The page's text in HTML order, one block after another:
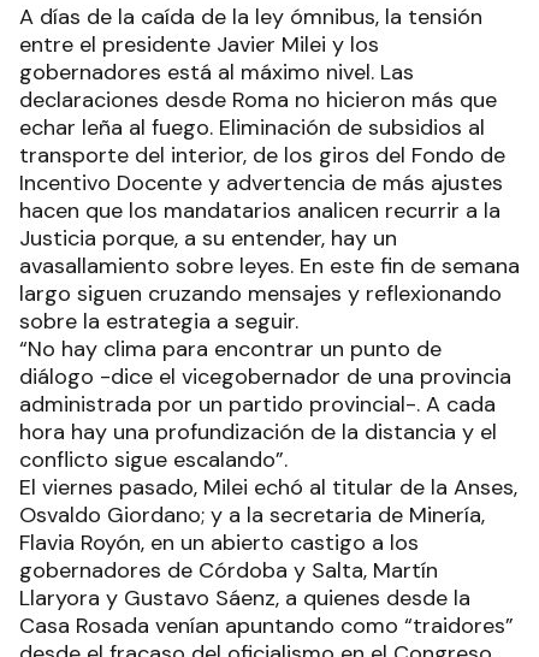
A días de la caída de la ley ómnibus, la tensión
entre el presidente Javier Milei y los
gobernadores está al máximo nivel. Las
declaraciones desde Roma no hicieron más que
echar leña al fuego. Eliminación de subsidios al
transporte del interior, de los giros del Fondo de
Incentivo Docente y advertencia de más ajustes
hacen que los mandatarios analicen recurrir a la
Justicia porque, a su entender, hay un
avasallamiento sobre leyes. En este fin de semana
largo siguen cruzando mensajes y reflexionando
sobre la estrategia a seguir.
“No hay clima para encontrar un punto de
diálogo -dice el vicegobernador de una provincia
administrada por un partido provincial-. A cada
hora hay una profundización de la distancia y el
conflicto sigue escalando”.
El viernes pasado, Milei echó al titular de la Anses,
Osvaldo Giordano; y a la secretaria de Minería,
Flavia Royón, en un abierto castigo a los
gobernadores de Córdoba y Salta, Martín
Llaryora y Gustavo Sáenz, a quienes desde la
Casa Rosada venían apuntando como “traidores”